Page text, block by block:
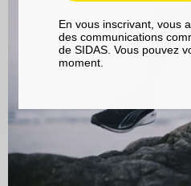
En vous inscrivant, vous
des communications
de SIDAS. Vous pouvez
moment.